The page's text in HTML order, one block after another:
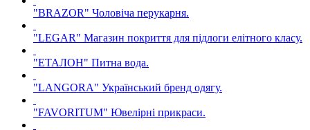
"BRAZOR" Чоловіча перукарня.
"LEGAR" Магазин покриття для підлоги елітного класу.
"ЕТАЛОН" Питна вода.
"LANGORA" Український бренд одягу.
"FAVORITUM" Ювелірні прикраси.